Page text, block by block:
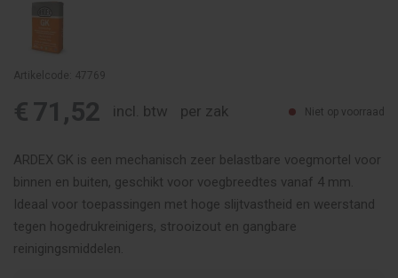
Artikelcode: 47769
€ 71,52 incl. btw per zak Niet op voorraad
ARDEX GK is een mechanisch zeer belastbare voegmortel voor
binnen en buiten, geschikt voor voegbreedtes vanaf 4 mm.
Ideaal voor toepassingen met hoge slijtvastheid en weerstand
tegen hogedrukreinigers, strooizout en gangbare
reinigingsmiddelen.